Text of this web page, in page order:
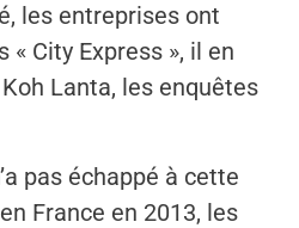
les entreprises ont
« City Express », il en
Lanta, les enquêtes
pas échappé à cette
France en 2013, les